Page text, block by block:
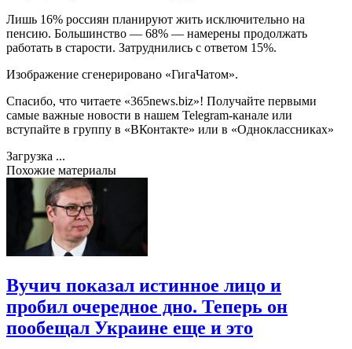
Лишь 16% россиян планируют жить исключительно на
пенсию. Большинство — 68% — намерены продолжать
работать в старости. Затруднились с ответом 15%.
Изображение сгенерировано «ГигаЧатом».
Спасибо, что читаете «365news.biz»! Получайте первыми
самые важные новости в нашем Telegram-канале или
вступайте в группу в «ВКонтакте» или в «Одноклассниках»
Загрузка ...
Похожие материалы
Вучич показал истинное лицо и
пробил очередное дно. Теперь он
пообещал Украине еще и это